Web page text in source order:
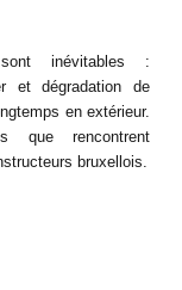
sont inévitables :
et dégradation de
en extérieur.
que rencontrent
bruxellois.